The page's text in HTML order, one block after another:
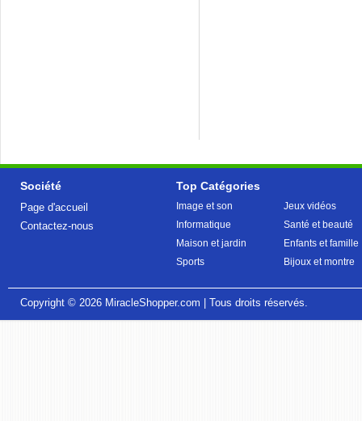
Société
Page d'accueil
Contactez-nous
Top Catégories
Image et son
Informatique
Maison et jardin
Sports
Jeux vidéos
Santé et beauté
Enfants et famille
Bijoux et montre
Copyright © 2026 MiracleShopper.com | Tous droits réservés.